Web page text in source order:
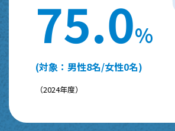
75.0%
(対象：男性8名/女性0名)
（2024年度）